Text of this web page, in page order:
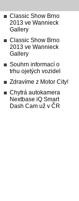
Classic Show Brno
2013 ve Wannieck
Gallery
Classic Show Brno
2013 ve Wannieck
Gallery
Souhrn informací o
trhu ojetých vozidel
Zdravíme z Motor City!
Chytrá autokamera
Nextbase iQ Smart
Dash Cam už v ČR